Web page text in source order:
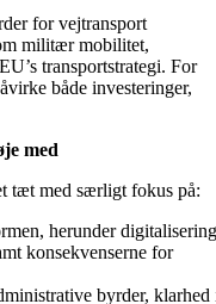
for vejtransport
militær mobilitet,
transportstrategi. For
både investeringer,
med
tæt med særligt fokus på:
herunder
konsekvenserne for
byrder, klarhed